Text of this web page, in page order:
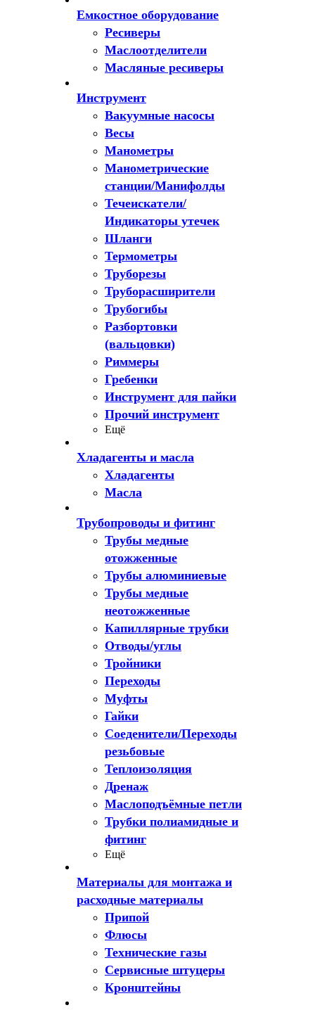
Емкостное оборудование
Ресиверы
Маслоотделители
Масляные ресиверы
Инструмент
Вакуумные насосы
Весы
Манометры
Манометрические
станции/Манифолды
Течеискатели/
Индикаторы утечек
Шланги
Термометры
Труборезы
Труборасширители
Трубогибы
Разбортовки
(вальцовки)
Риммеры
Гребенки
Инструмент для пайки
Прочий инструмент
Ещё
Хладагенты и масла
Хладагенты
Масла
Трубопроводы и фитинг
Трубы медные
отожженные
Трубы алюминиевые
Трубы медные
неотожженные
Капиллярные трубки
Отводы/углы
Тройники
Переходы
Муфты
Гайки
Соеденители/Переходы
резьбовые
Теплоизоляция
Дренаж
Маслоподъёмные петли
Трубки полиамидные и
фитинг
Ещё
Материалы для монтажа и
расходные материалы
Припой
Флюсы
Технические газы
Сервисные штуцеры
Кронштейны